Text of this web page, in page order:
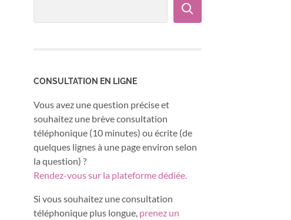
CONSULTATION EN LIGNE
Vous avez une question précise et
souhaitez une brève consultation
téléphonique (10 minutes) ou écrite (de
quelques lignes à une page environ selon
la question) ?
Rendez-vous sur la plateforme dédiée.
Si vous souhaitez une consultation
téléphonique plus longue, prenez un